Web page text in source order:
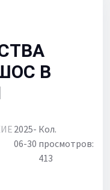
В
2025-
06-30
Кол.
просмотров:
413